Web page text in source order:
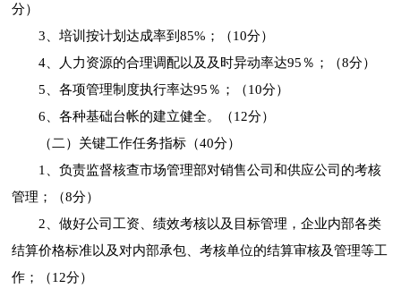
分）
3、培训按计划达成率到85%；（10分）
4、人力资源的合理调配以及及时异动率达95％；（8分）
5、各项管理制度执行率达95％；（10分）
6、各种基础台帐的建立健全。（12分）
（二）关键工作任务指标（40分）
1、负责监督核查市场管理部对销售公司和供应公司的考核
管理；（8分）
2、做好公司工资、绩效考核以及目标管理，企业内部各类
结算价格标准以及对内部承包、考核单位的结算审核及管理等工
作；（12分）